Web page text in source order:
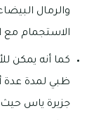
والرمال
الاستجمام مع
كما أنه يمكن
ظبي لمدة عدة
جزيرة ياس حيث